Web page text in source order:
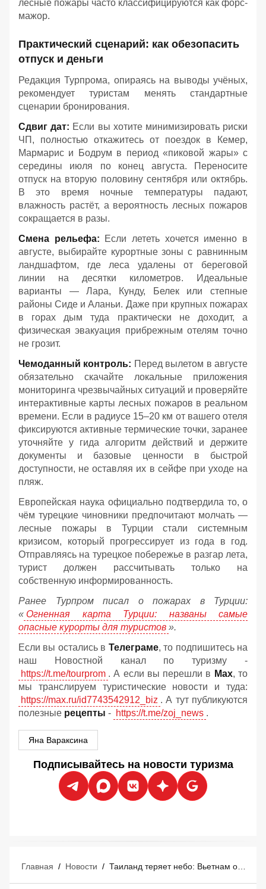
лесные пожары часто классифицируются как форс-
мажор.
Практический сценарий: как обезопасить
отпуск и деньги
Редакция Турпрома, опираясь на выводы учёных,
рекомендует туристам менять стандартные
сценарии бронирования.
Сдвиг дат: Если вы хотите минимизировать риски
ЧП, полностью откажитесь от поездок в Кемер,
Мармарис и Бодрум в период «пиковой жары» с
середины июля по конец августа. Переносите
отпуск на вторую половину сентября или октябрь.
В это время ночные температуры падают,
влажность растёт, а вероятность лесных пожаров
сокращается в разы.
Смена рельефа: Если лететь хочется именно в
августе, выбирайте курортные зоны с равнинным
ландшафтом, где леса удалены от береговой
линии на десятки километров. Идеальные
варианты — Лара, Кунду, Белек или степные
районы Сиде и Аланьи. Даже при крупных пожарах
в горах дым туда практически не доходит, а
физическая эвакуация прибрежным отелям точно
не грозит.
Чемоданный контроль: Перед вылетом в августе
обязательно скачайте локальные приложения
мониторинга чрезвычайных ситуаций и проверяйте
интерактивные карты лесных пожаров в реальном
времени. Если в радиусе 15–20 км от вашего отеля
фиксируются активные термические точки, заранее
уточняйте у гида алгоритм действий и держите
документы и базовые ценности в быстрой
доступности, не оставляя их в сейфе при уходе на
пляж.
Европейская наука официально подтвердила то, о
чём турецкие чиновники предпочитают молчать —
лесные пожары в Турции стали системным
кризисом, который прогрессирует из года в год.
Отправляясь на турецкое побережье в разгар лета,
турист должен рассчитывать только на
собственную информированность.
Ранее Турпром писал о пожарах в Турции:
« Огненная карта Турции: названы самые
опасные курорты для туристов ».
Если вы остались в Телеграме, то подпишитесь на
наш Новостной канал по туризму -
https://t.me/tourprom . А если вы перешли в Мах, то
мы транслируем туристические новости и туда:
https://max.ru/id7743542912_biz . А тут публикуются
полезные рецепты - https://t.me/zoj_news .
Яна Вараксина
Подписывайтесь на новости туризма
Главная / Новости /